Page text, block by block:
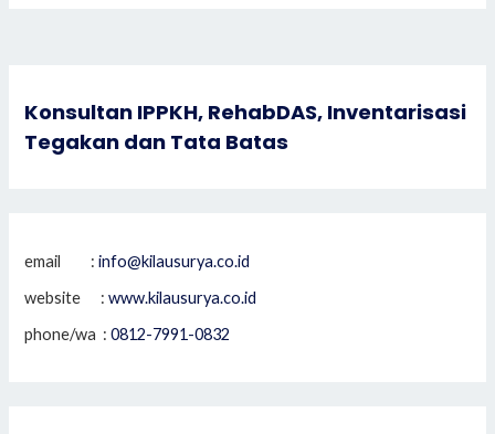
Konsultan IPPKH, RehabDAS, Inventarisasi
Tegakan dan Tata Batas
email :info@kilausurya.co.id
website :www.kilausurya.co.id
phone/wa :0812-7991-0832